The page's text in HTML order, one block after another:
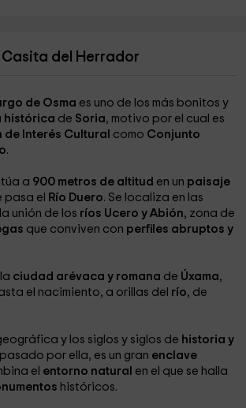
Casita del Herrador
de Osma es uno de los más bonitos y
histórica de Soria, motivo por el cual es
de Interés Cultural como Conjunto
.
a 900 metros de altitud en un paisaje
pasa el Río Duero. Se localiza en las
unión de los ríos Ucero y Abión, zona de
que conviven con perfiles abruptos y
ciudad arévaca y romana de Úxama,
el nacimiento, a orillas del río, de
y los siglos y siglos de historia y
por ella, es un gran enclave
el entorno natural en el que se halla
históricos.